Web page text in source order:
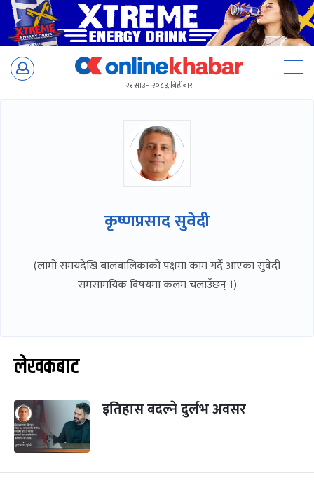
Skip
२१ साउन २०८३, बिहीबार
कृष्णप्रसाद सुवेदी
(लामो समयदेखि बालबालिकाको पक्षमा काम गर्दै आएका सुवेदी
समसामयिक विषयमा कलम चलाउँछन् ।)
लेखकबाट
इतिहास बदल्ने दुर्लभ अवसर